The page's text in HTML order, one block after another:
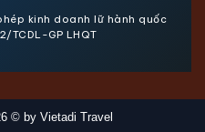
kinh doanh lữ hành quốc
TCDL-GP LHQT
© by Vietadi Travel